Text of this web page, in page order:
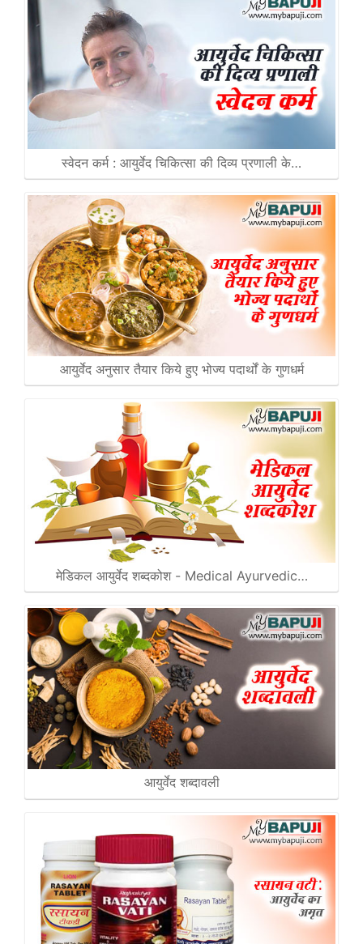
स्वेदन कर्म : आयुर्वेद चिकित्सा की दिव्य प्रणाली के…
आयुर्वेद अनुसार तैयार किये हुए भोज्य पदार्थों के गुणधर्म
मेडिकल आयुर्वेद शब्दकोश - Medical Ayurvedic…
आयुर्वेद शब्दावली